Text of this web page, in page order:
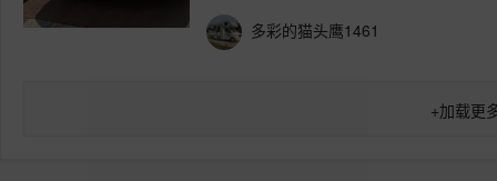
多彩的猫头鹰1461
+加载更